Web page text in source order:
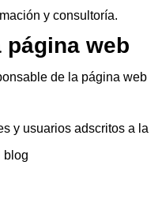
y consultoría.
página web
de la página web
y usuarios adscritos a la
blog